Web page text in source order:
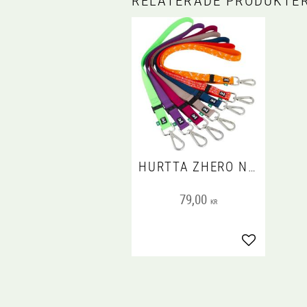
HURTTA ZHERO NECKSTRAP. MIXADE FÄRGER/MÖNSTER
79,00 KR
Lägg till i